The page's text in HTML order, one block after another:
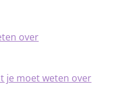
over
je moet weten over